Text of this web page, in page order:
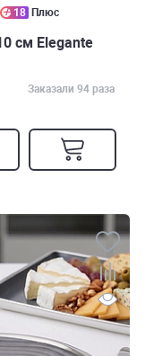
18 Плюс
см Elegante
Заказали 94 раза